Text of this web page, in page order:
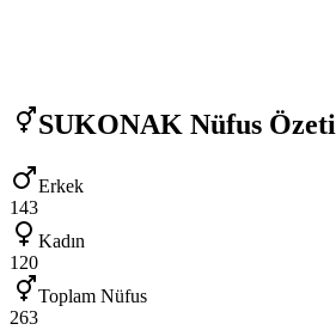
SUKONAK Nüfus Özeti
Erkek
143
Kadın
120
Toplam Nüfus
263